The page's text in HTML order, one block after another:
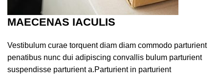
MAECENAS IACULIS
Vestibulum curae torquent diam diam commodo parturient
penatibus nunc dui adipiscing convallis bulum parturient
suspendisse parturient a.Parturient in parturient